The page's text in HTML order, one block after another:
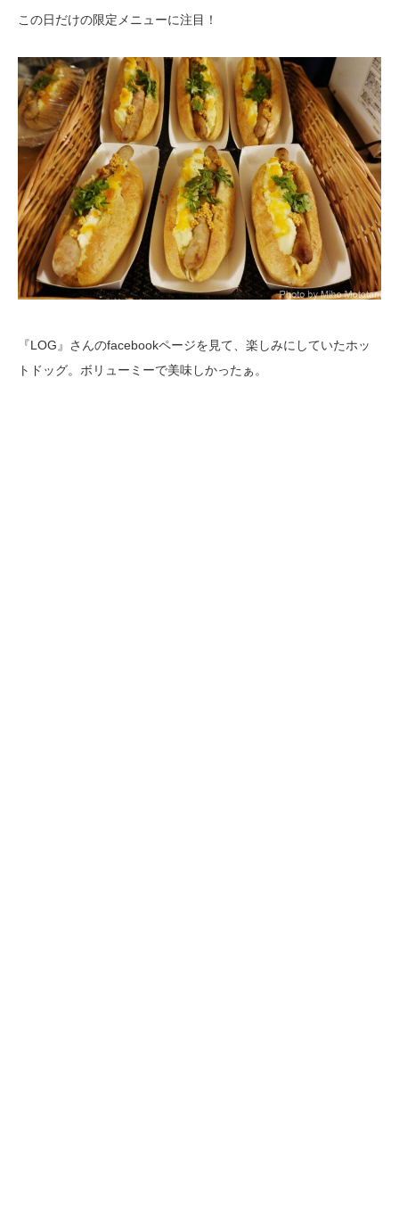
この日だけの限定メニューに注目！
『LOG』さんのfacebookページを見て、楽しみにしていたホッ
トドッグ。ボリューミーで美味しかったぁ。